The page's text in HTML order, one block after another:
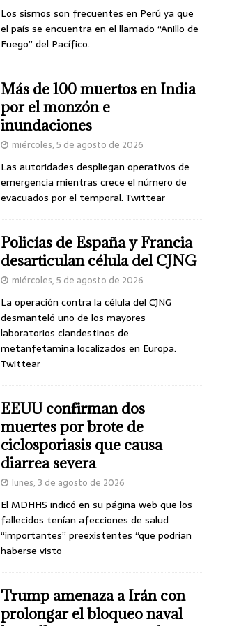
Los sismos son frecuentes en Perú ya que
el país se encuentra en el llamado “Anillo de
Fuego” del Pacífico.
Más de 100 muertos en India
por el monzón e
inundaciones
miércoles, 5 de agosto de 2026
Las autoridades despliegan operativos de
emergencia mientras crece el número de
evacuados por el temporal. Twittear
Policías de España y Francia
desarticulan célula del CJNG
miércoles, 5 de agosto de 2026
La operación contra la célula del CJNG
desmanteló uno de los mayores
laboratorios clandestinos de
metanfetamina localizados en Europa.
Twittear
EEUU confirman dos
muertes por brote de
ciclosporiasis que causa
diarrea severa
lunes, 3 de agosto de 2026
El MDHHS indicó en su página web que los
fallecidos tenían afecciones de salud
“importantes” preexistentes “que podrían
haberse visto
Trump amenaza a Irán con
prolongar el bloqueo naval